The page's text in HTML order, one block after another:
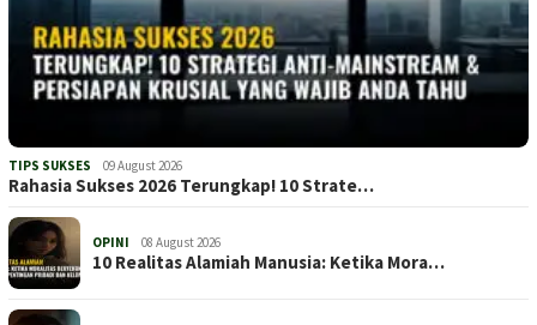
TIPS SUKSES 09 August 2026
Rahasia Sukses 2026 Terungkap! 10 Strate…
OPINI 08 August 2026
10 Realitas Alamiah Manusia: Ketika Mora…